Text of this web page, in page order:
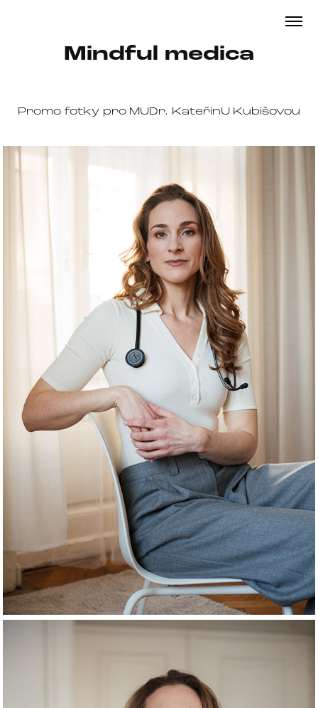
Mindful medica
Promo fotky pro MUDr. KateřinU Kubišovou